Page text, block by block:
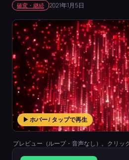
確変・継続 2021年1月5日
▶ ホバー / タップで再生
プレビュー（ループ・音声なし）。クリッ